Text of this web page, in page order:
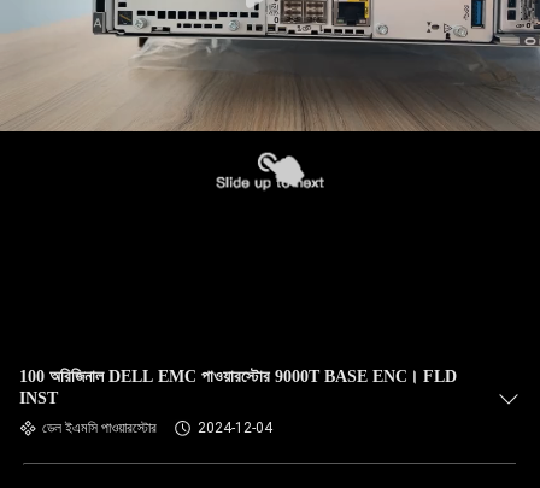
100 অরিজিনাল DELL EMC পাওয়ারস্টোর 9000T BASE ENC। FLD
INST
ডেল ইএমসি পাওয়ারস্টোর 2024-12-04